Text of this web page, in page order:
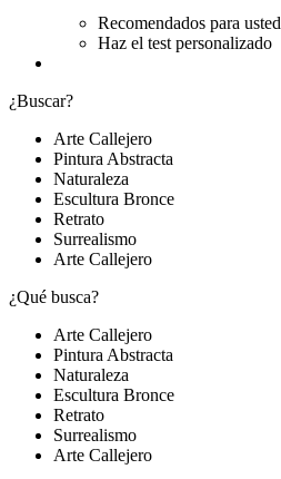
Recomendados para usted
Haz el test personalizado
¿Buscar?
Arte Callejero
Pintura Abstracta
Naturaleza
Escultura Bronce
Retrato
Surrealismo
Arte Callejero
¿Qué busca?
Arte Callejero
Pintura Abstracta
Naturaleza
Escultura Bronce
Retrato
Surrealismo
Arte Callejero